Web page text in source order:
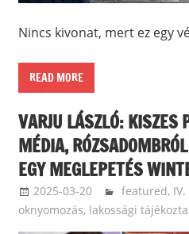
Nincs kivonat, mert ez egy
READ MORE
VARJU LÁSZLÓ: KISZES
MÉDIA,
EGY MEGLEPETÉS
2025-03-20 featured,
oknyomozás, lakossági